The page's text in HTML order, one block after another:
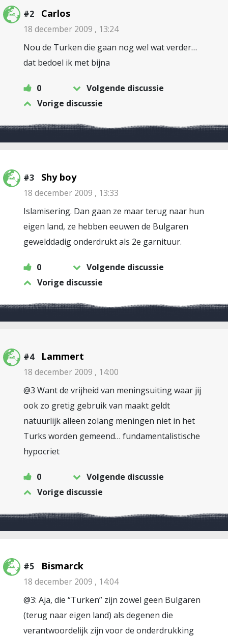
#2 Carlos
18 december 2009 , 13:24
Nou de Turken die gaan nog wel wat verder…
dat bedoel ik met bijna
0
Volgende discussie
Vorige discussie
#3 Shy boy
18 december 2009 , 13:33
Islamisering. Dan gaan ze maar terug naar hun
eigen land, ze hebben eeuwen de Bulgaren
gewelddadig onderdrukt als 2e garnituur.
0
Volgende discussie
Vorige discussie
#4 Lammert
18 december 2009 , 14:00
@3 Want de vrijheid van meningsuiting waar jij
ook zo gretig gebruik van maakt geldt
natuurlijk alleen zolang meningen niet in het
Turks worden gemeend… fundamentalistische
hypocriet
0
Volgende discussie
Vorige discussie
#5 Bismarck
18 december 2009 , 14:04
@3: Aja, die “Turken” zijn zowel geen Bulgaren
(terug naar eigen land) als degenen die
verantwoordelijk zijn voor de onderdrukking